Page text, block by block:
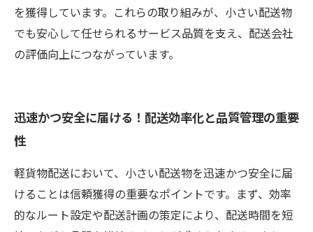
を獲得しています。これらの取り組みが、小さい配送物
でも安心して任せられるサービス品質を支え、配送会社
の評価向上につながっています。
迅速かつ安全に届ける！配送効率化と品質管理の重要
性
軽貨物配送において、小さい配送物を迅速かつ安全に届
けることは信頼獲得の重要なポイントです。まず、効率
的なルート設定や配送計画の策定により、配送時間を短